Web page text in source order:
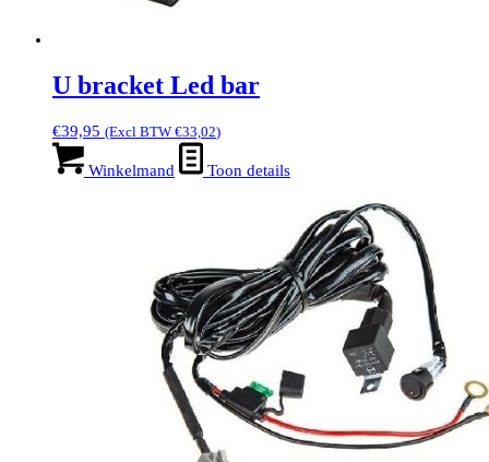
U bracket Led bar
€39,95 (Excl BTW €33,02)
Winkelmand Toon details